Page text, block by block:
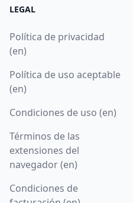
LEGAL
Política de privacidad
(en)
Política de uso aceptable
(en)
Condiciones de uso (en)
Términos de las
extensiones del
navegador (en)
Condiciones de